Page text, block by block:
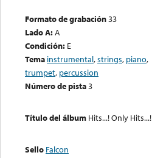
Formato de grabación33
Lado A:A
Condición: E
Tema instrumental,strings, piano,
trumpet, percussion
Número de pista3
Título del álbum Hits...! Only Hits...!
Sello Falcon